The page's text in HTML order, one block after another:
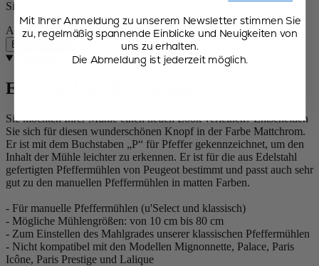
Sichere Zahlung
Auf Lager
Beschreibung
Beschreibung
Ein Juwel für Ihre Mühle
Sie möchten Ihrer Mühle einen neuen Look verleihen? Entscheiden
Sie sich für diesen wunderschönen Knopf in der Farbe Mattchrom.
Er ist mit dem Buchstaben „P“ für Pfeffer gekennzeichnet, um den
Inhalt der Mühle leichter zu erkennen. Er ist für die aus Edelstahl
gefertigten Pfeffermühlen von Peugeot bestimmt und passt auch sehr
gut zu den manuellen Pfeffermühlen in matten Farben.
- Für manuelle Pfeffermühlen (u'Select und klassisch)
- Mögliche Mühlengrößen: von 10 cm bis 80 cm
- Zum Einstellen des Mahlgrades unserer klassischen Pfeffermühlen
- Nicht kompatibel mit den Modellen Mignonnette, Palace, Paris
Icône, Paris Prestige und Lalique
Mit Ihrer Anmeldung zu unserem Newsletter stimmen Sie
zu, regelmäßig spannende Einblicke und Neuigkeiten von
uns zu erhalten.
Die Abmeldung ist jederzeit möglich.